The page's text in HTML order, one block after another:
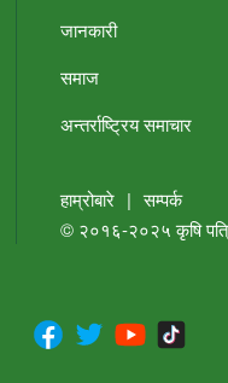
जानकारी
समाज
अन्तर्राष्ट्रिय समाचार
हाम्रोबारे | सम्पर्क
© २०१६-२०२५कृषि